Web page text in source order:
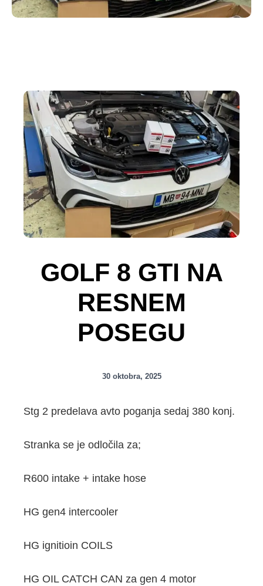
GOLF 8 GTI NA
RESNEM
POSEGU
30 oktobra, 2025
Stg 2 predelava avto poganja sedaj 380 konj.
Stranka se je odločila za;
R600 intake + intake hose
HG gen4 intercooler
HG ignitioin COILS
HG OIL CATCH CAN za gen 4 motor